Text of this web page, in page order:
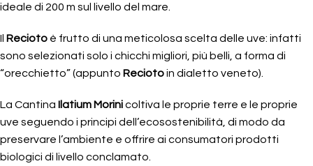
ideale di 200 m sul livello del mare.
Il Recioto è frutto di una meticolosa scelta delle uve: infatti
sono selezionati solo i chicchi migliori, più belli, a forma di
“orecchietto” (appunto Reciotoin dialetto veneto).
La Cantina Ilatium Morinicoltiva le proprie terre e le proprie
uve seguendo i principi dell’ecosostenibilità, di modo da
preservare l’ambiente e offrire ai consumatori prodotti
biologici di livello conclamato.